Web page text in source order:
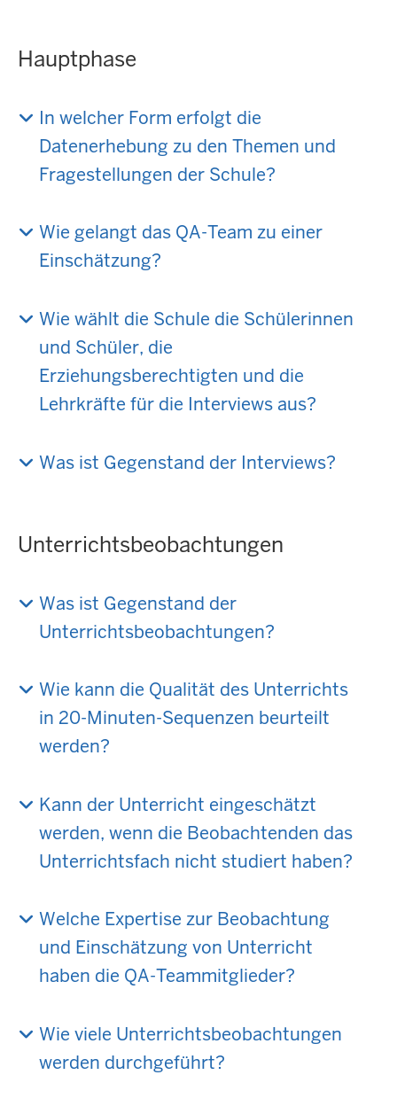
Hauptphase
In welcher Form erfolgt die
Datenerhebung zu den Themen und
Fragestellungen der Schule?
Wie gelangt das QA-Team zu einer
Einschätzung?
Wie wählt die Schule die Schülerinnen
und Schüler, die
Erziehungsberechtigten und die
Lehrkräfte für die Interviews aus?
Was ist Gegenstand der Interviews?
Unterrichtsbeobachtungen
Was ist Gegenstand der
Unterrichtsbeobachtungen?
Wie kann die Qualität des Unterrichts
in 20-Minuten-Sequenzen beurteilt
werden?
Kann der Unterricht eingeschätzt
werden, wenn die Beobachtenden das
Unterrichtsfach nicht studiert haben?
Welche Expertise zur Beobachtung
und Einschätzung von Unterricht
haben die QA-Teammitglieder?
Wie viele Unterrichtsbeobachtungen
werden durchgeführt?